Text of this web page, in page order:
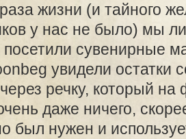
жизни (и тайного
у нас не было) мы
сувенирные
увидели остатки
речку, который
даже ничего,
был нужен и